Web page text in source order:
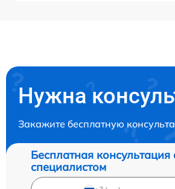
Нужна
Закажите бесплатную
Бесплатная консультация
специалистом